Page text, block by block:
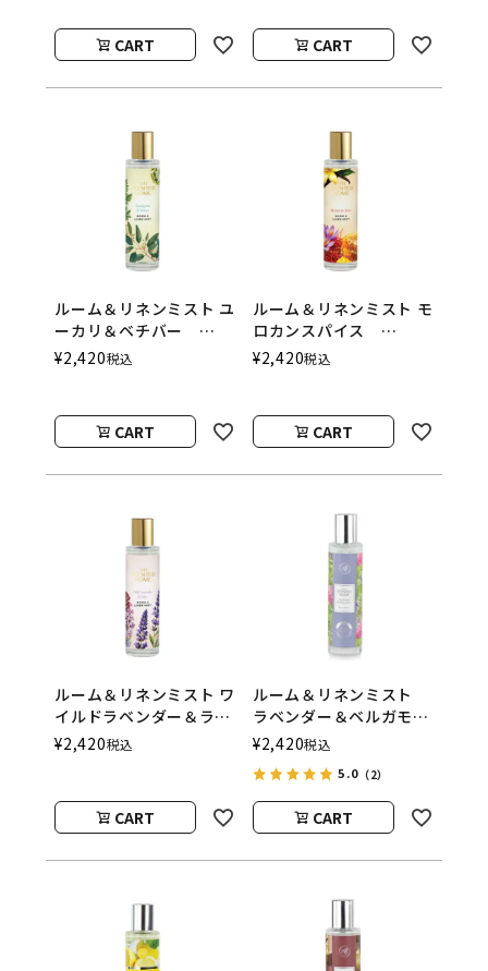
CART CART
ルーム＆リネンミスト ユ
ーカリ＆ベチバー
100ml The Scented
Home by Ashleigh＆
¥2,420税込
CART
ルーム＆リネンミスト モ
ロカンスパイス
100ml The Scented
Home by Ashleigh＆
¥2,420税込
CART
ルーム＆リネンミスト ワ
イルドラベンダー＆ライ
ラック 100ml The
Scented Home by
¥2,420税込
CART
ルーム＆リネンミスト
ラベンダー＆ベルガモッ
ト
ASHLEIGH&BURWOOD
（アシュレイアンドバー
ウッド）
¥2,420税込
5.0（2）
CART